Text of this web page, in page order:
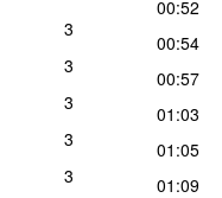
3
3
3
3
3
00:52
00:54
00:57
01:03
01:05
01:09